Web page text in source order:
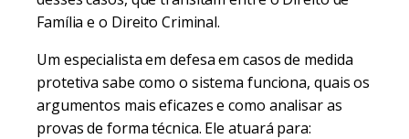
Família e o Direito Criminal.
Um especialista em defesa em casos de medida
protetiva sabe como o sistema funciona, quais os
argumentos mais eficazes e como analisar as
provas de forma técnica. Ele atuará para: